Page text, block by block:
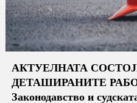
АКТУЕЛНАТА
ДЕТАШИРАНИТЕ
Законодавство и